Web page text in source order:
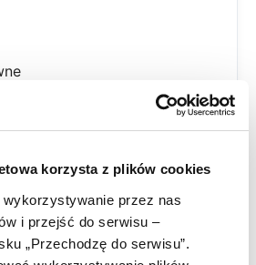
korzysta z plików cookies
przez nas
i przejść do serwisu –
„Przechodzę do serwisu”.